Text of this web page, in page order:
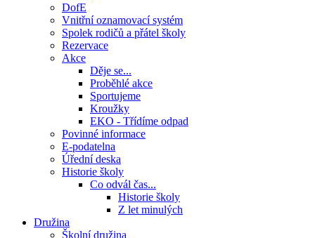
DofE
Vnitřní oznamovací systém
Spolek rodičů a přátel školy
Rezervace
Akce
Děje se...
Proběhlé akce
Sportujeme
Kroužky
EKO - Třídíme odpad
Povinné informace
E-podatelna
Úřední deska
Historie školy
Co odvál čas...
Historie školy
Z let minulých
Družina
Školní družina